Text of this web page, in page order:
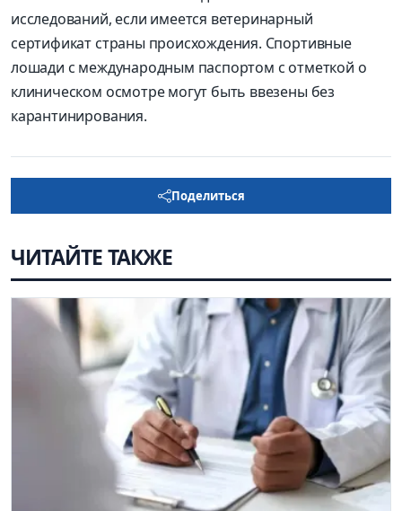
исследований, если имеется ветеринарный
сертификат страны происхождения. Спортивные
лошади с международным паспортом с отметкой о
клиническом осмотре могут быть ввезены без
карантинирования.
Поделиться
ЧИТАЙТЕ ТАКЖЕ